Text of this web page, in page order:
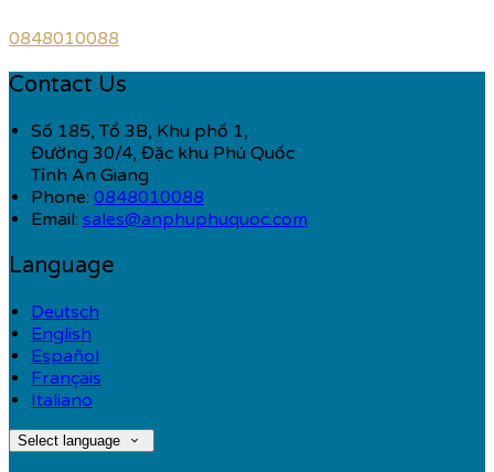
0848010088
Contact Us
Số 185, Tổ 3B, Khu phố 1,
Đường 30/4, Đặc khu Phú Quốc
Tỉnh An Giang
Phone: 0848010088
Email: sales@anphuphuquoc.com
Language
Deutsch
English
Español
Français
Italiano
Select language